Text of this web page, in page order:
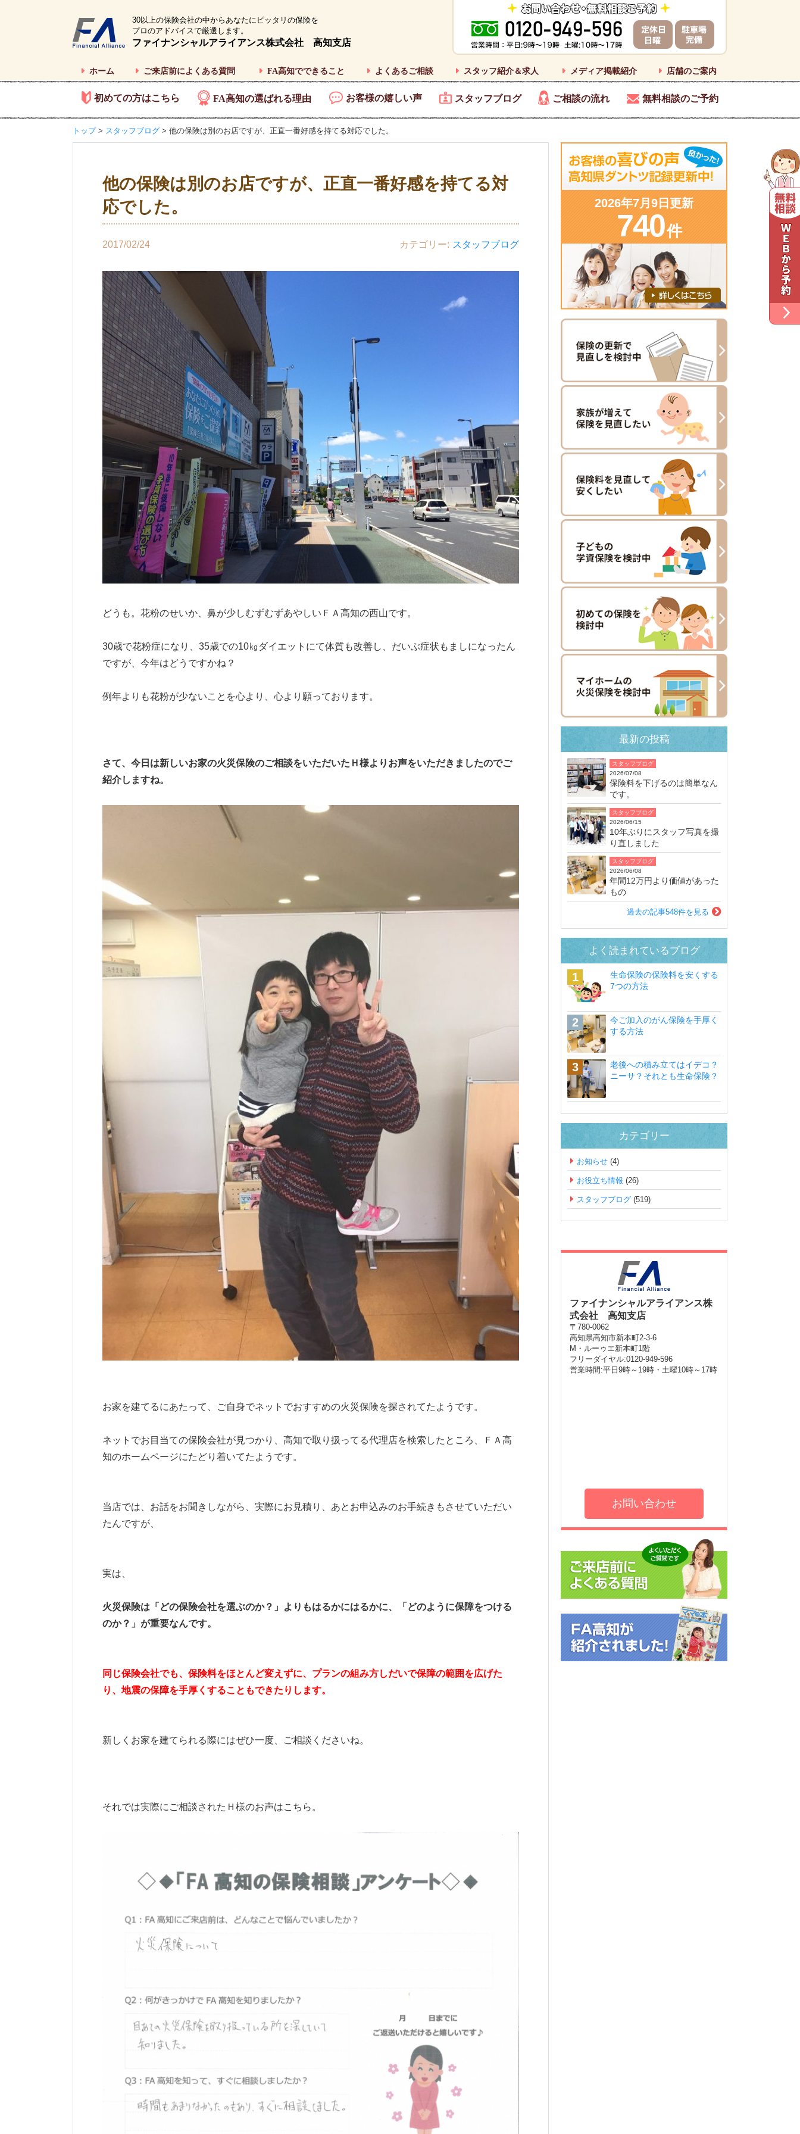
30以上の保険会社の中からあなたにピッタリの保険を
プロのアドバイスで厳選します。
ファイナンシャルアライアンス株式会社 高知支店
ホーム ご来店前によくある質問 FA高知でできること よくあるご相談 スタッフ紹介＆求人 メディア掲載紹介 店舗のご案内
初めての方はこちら FA高知の選ばれる理由 お客様の嬉しい声 スタッフブログ ご相談の流れ 無料相談のご予約
トップ> スタッフブログ > 他の保険は別のお店ですが、正直一番好感を持てる対応でした。
他の保険は別のお店ですが、正直一番好感を持てる対
応でした。
2017/02/24 カテゴリー スタッフブログ
どうも。花粉のせいか、鼻が少しむずむずあやしいＦＡ高知の西山です。
30歳で花粉症になり、 35歳での10㎏ダイエットにて体質も改善し、だいぶ症状もましになったん
ですが、今年はどうですかね？
例年よりも花粉が少ないことを心より、心より願っております。
さて、今日は新しいお家の火災保険のご相談をいただいたＨ様よりお声をいただきましたのでご
紹介しますね。
お家を建てるにあたって、ご自身でネットでおすすめの火災保険を探されてたようです。
ネットでお目当ての保険会社が見つかり、高知で取り扱ってる代理店を検索したところ、ＦＡ高
知のホームページにたどり着いてたようです。
当店では、お話をお聞きしながら、実際にお見積り、あとお申込みのお手続きもさせていただい
たんですが、
実は、
火災保険は「どの保険会社を選ぶのか？」よりもはるかにはるかに、「どのように保障をつける
のか？」が重要なんです。
同じ保険会社でも、保険料をほとんど変えずに、プランの組み方しだいで保障の範囲を広げた
り、地震の保障を手厚くすることもできたりします。
新しくお家を建てられる際にはぜひ一度、ご相談くださいね。
それでは実際にご相談されたＨ様のお声はこちら。
740
2026年7月9日更新
最新の投稿
スタッフブログ
2026/07/08
保険料を下げるのは簡単なん
です。
スタッフブログ
2026/06/15
10年ぶりにスタッフ写真を撮
り直しました
スタッフブログ
2026/06/08
年間12万円より価値があった
もの
過去の記事548件を見る
よく読まれているブログ
生命保険の保険料を安くする
7つの方法
今ご加入のがん保険を手厚く
する方法
老後への積み立てはイデコ？
ニーサ？それとも生命保険？
カテゴリー
お知らせ (4)
お役立ち情報 (26)
スタッフブログ (519)
ファイナンシャルアライアンス株
式会社 高知支店
〒780-0062
高知県高知市新本町2-3-6
M・ルーゥエ新本町1階
フリーダイヤル:0120-949-596
営業時間:平日9時～19時・土曜10時～17時
お問い合わせ